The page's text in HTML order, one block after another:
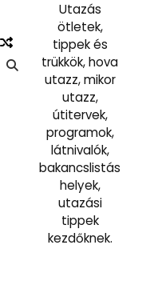
Utazás
ötletek,
tippek és
trükkök, hova
utazz, mikor
utazz,
útitervek,
programok,
látnivalók,
bakancslistás
helyek,
utazási
tippek
kezdőknek.